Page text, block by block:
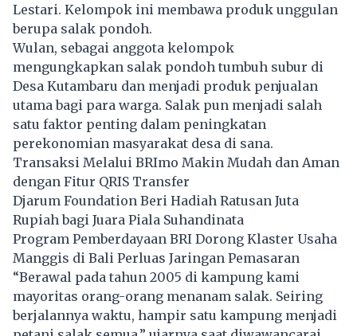
Lestari. Kelompok ini membawa produk unggulan
berupa salak pondoh.
Wulan, sebagai anggota kelompok
mengungkapkan salak pondoh tumbuh subur di
Desa Kutambaru dan menjadi produk penjualan
utama bagi para warga. Salak pun menjadi salah
satu faktor penting dalam peningkatan
perekonomian masyarakat desa di sana.
Transaksi Melalui BRImo Makin Mudah dan Aman
dengan Fitur QRIS Transfer
Djarum Foundation Beri Hadiah Ratusan Juta
Rupiah bagi Juara Piala Suhandinata
Program Pemberdayaan BRI Dorong Klaster Usaha
Manggis di Bali Perluas Jaringan Pemasaran
“Berawal pada tahun 2005 di kampung kami
mayoritas orang-orang menanam salak. Seiring
berjalannya waktu, hampir satu kampung menjadi